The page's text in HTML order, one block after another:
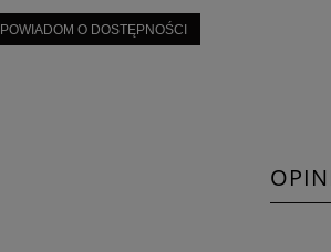
POWIADOM O DOSTĘPNOŚCI